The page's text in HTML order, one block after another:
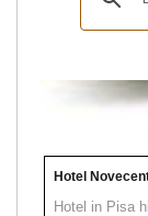
Hotel
Hotel in Pisa